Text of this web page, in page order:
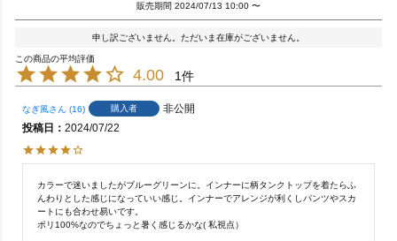
販売期間 2024/07/13 10:00 〜
申し訳ございません。ただいま在庫がございません。
4.00 1
なぎ風 16 購入者
非公開
投稿日
2024/07/22
カラーで迷いましたがブルーグリーンに。インナーに柄タンクトップを着たらふ
んわりとした感じになっていい感じ。インナーでアレンジが利くしパンツやスカ
ートにも合わせ易いです。
ポリ100%なのでちょっと暑く感じるかな( 私視点）